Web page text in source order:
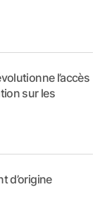
l’accès
sur les
d’origine